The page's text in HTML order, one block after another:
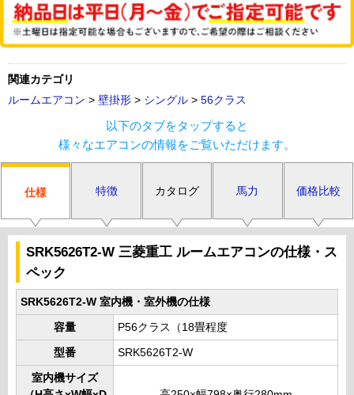
関連カテゴリ
ルームエアコン > 壁掛形 > シングル > 56クラス
以下のタブをタップすると
様々なエアコンの情報をご覧いただけます。
仕様 特徴 カタログ 馬力 価格比較
SRK5626T2-W 三菱重工 ルームエアコンの仕様・ス
ペック
SRK5626T2-W 室内機・室外機の仕様
容量 P56クラス（18畳程度
型番 SRK5626T2-W
室内機サイズ